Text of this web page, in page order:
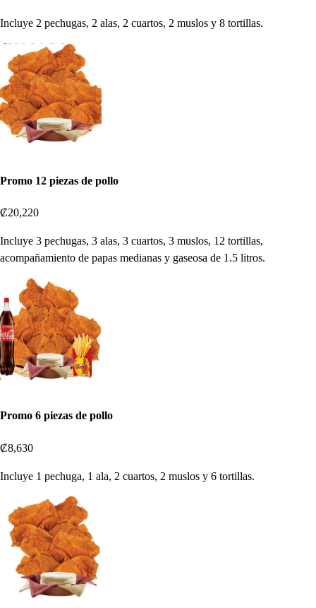
Incluye 2 pechugas, 2 alas, 2 cuartos, 2 muslos y 8 tortillas.
Promo 12 piezas de pollo
₡20,220
Incluye 3 pechugas, 3 alas, 3 cuartos, 3 muslos, 12 tortillas,
acompañamiento de papas medianas y gaseosa de 1.5 litros.
Promo 6 piezas de pollo
₡8,630
Incluye 1 pechuga, 1 ala, 2 cuartos, 2 muslos y 6 tortillas.